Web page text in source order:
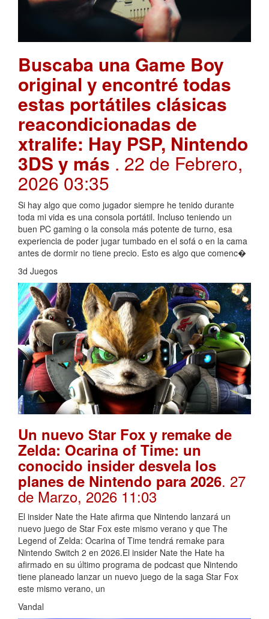
Buscaba una Game Boy
original y encontré todas
estas portátiles clásicas
reacondicionadas de
xtralife: Hay PSP, Nintendo
3DS y más. 22 de Febrero,
2026 03:35
Si hay algo que como jugador siempre he tenido durante
toda mi vida es una consola portátil. Incluso teniendo un
buen PC gaming o la consola más potente de turno, esa
experiencia de poder jugar tumbado en el sofá o en la cama
antes de dormir no tiene precio. Esto es algo que comenc�
3d Juegos
Un nuevo Star Fox y remake de
Zelda: Ocarina of Time: un
conocido insider desvela los
planes de Nintendo para 2026. 27
de Marzo, 2026 11:03
El insider Nate the Hate afirma que Nintendo lanzará un
nuevo juego de Star Fox este mismo verano y que The
Legend of Zelda: Ocarina of Time tendrá remake para
Nintendo Switch 2 en 2026.El insider Nate the Hate ha
afirmado en su último programa de podcast que Nintendo
tiene planeado lanzar un nuevo juego de la saga Star Fox
este mismo verano, un
Vandal